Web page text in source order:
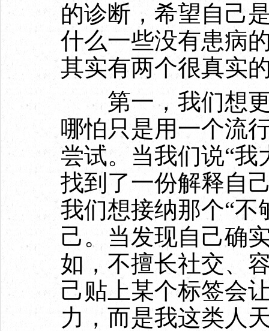
的诊断，希望自己
什么一些没有患病
其实有两个很真实
第一，我们想更
哪怕只是用一个流
尝试。当我们说“我
找到了一份解释自
我们想接纳那个“不
己。当发现自己确
如，不擅长社交、
己贴上某个标签会
力，而是我这类人